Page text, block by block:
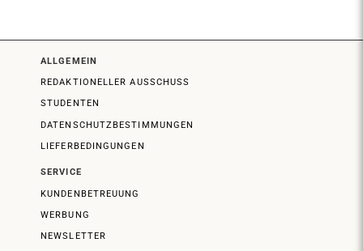
ALLGEMEIN
REDAKTIONELLER AUSSCHUSS
STUDENTEN
DATENSCHUTZBESTIMMUNGEN
LIEFERBEDINGUNGEN
SERVICE
KUNDENBETREUUNG
WERBUNG
NEWSLETTER